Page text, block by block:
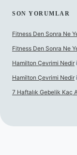
SON YORUMLAR
Fitness Den Sonra Ne
Fitness Den Sonra Ne
Hamilton Çevrimi Nedir
Hamilton Çevrimi Nedir
7 Haftalık Gebelik Kaç